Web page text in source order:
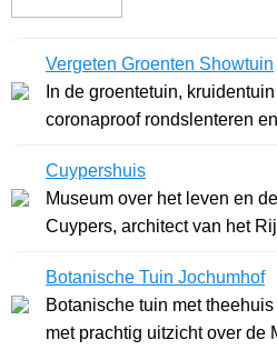
Vergeten Groenten Showtuin
In de groentetuin,
coronaproof rondslenteren
Cuypershuis
Museum over het leven en
Botanische Tuin Jochumhof
Botanische tuin met
met prachtig uitzicht over de